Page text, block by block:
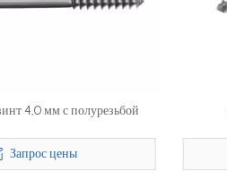
4,0 мм с полурезьбой
Запрос цены